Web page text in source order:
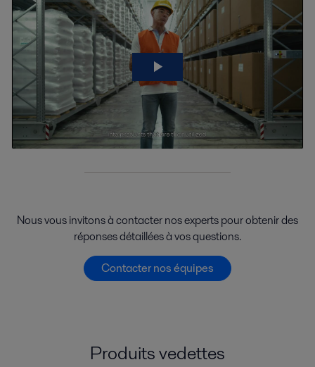
Nous vous invitons à contacter nos experts pour obtenir des
réponses détaillées à vos questions.
Contacter nos équipes
Produits vedettes